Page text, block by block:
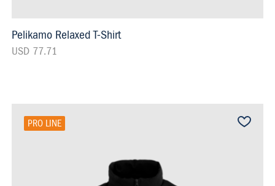
Pelikamo Relaxed T-Shirt
USD 77.71
PRO LINE